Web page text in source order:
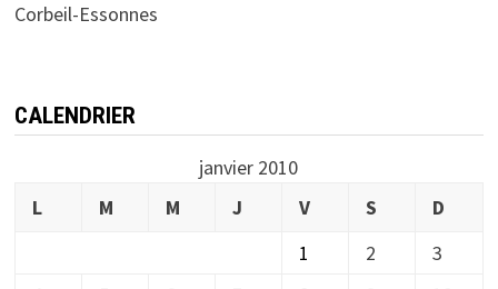
Corbeil-Essonnes
CALENDRIER
janvier 2010
L
M M J V S
D
1
2
3